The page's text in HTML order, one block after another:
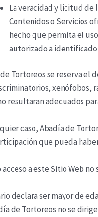
La veracidad y licitud de
Contenidos o Servicios
hecho que permita el
autorizado a
Tortoreosse reserva el
xenófobos,
resultaran adecuados
caso,Abadía de
que pueda
acceso a este Sitio Web
declara ser mayor de
de Tortoreos no se